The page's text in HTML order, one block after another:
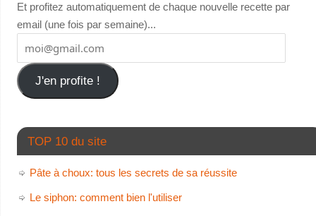
Et profitez automatiquement de chaque nouvelle recette par
email (une fois par semaine)...
J'en profite !
TOP 10 du site
Pâte à choux: tous les secrets de sa réussite
Le siphon: comment bien l'utiliser